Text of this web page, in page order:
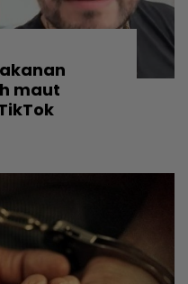
maut